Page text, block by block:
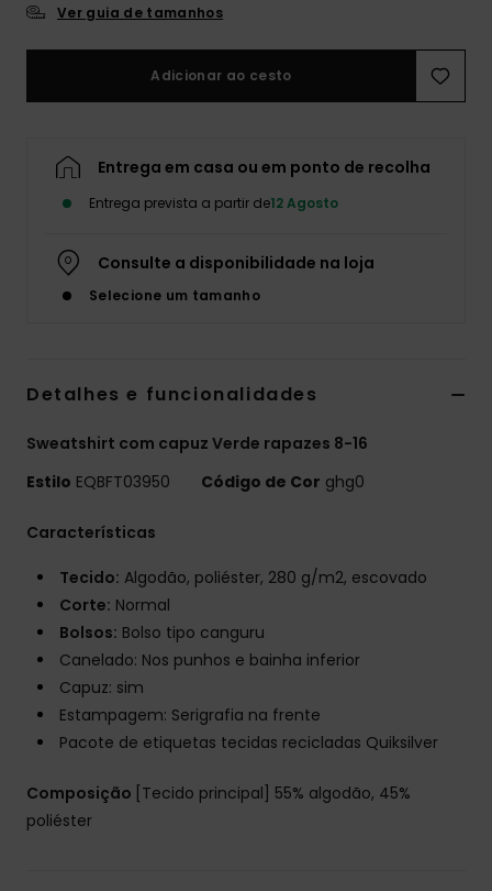
Ver guia de tamanhos
Adicionar ao cesto
Entrega em casa ou em ponto de recolha
Entrega prevista a partir de12 Agosto
Consulte a disponibilidade na loja
Selecione um tamanho
Detalhes e funcionalidades
Sweatshirt com capuz Verde rapazes 8-16
Estilo EQBFT03950 Código de Cor ghg0
Características
Tecido: Algodão, poliéster, 280 g/m2, escovado
Corte: Normal
Bolsos: Bolso tipo canguru
Canelado: Nos punhos e bainha inferior
Capuz: sim
Estampagem: Serigrafia na frente
Pacote de etiquetas tecidas recicladas Quiksilver
Composição [Tecido principal] 55% algodão, 45%
poliéster